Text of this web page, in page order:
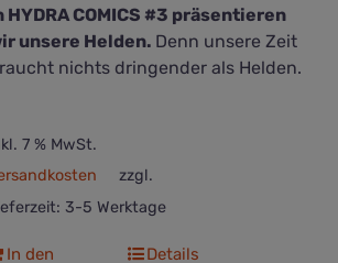
HYDRA COMICS #3 präsentieren
unsere Helden. Denn unsere Zeit
nichts dringender als Helden.
7 % MwSt.
zzgl.
3-5 Werktage
In den
Details